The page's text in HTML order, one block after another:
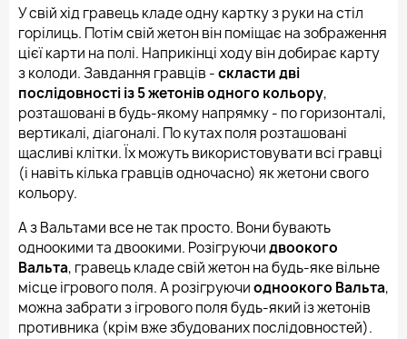
У свій хід гравець кладе одну картку з руки на стіл
горілиць. Потім свій жетон він поміщає на зображення
цієї карти на полі. Наприкінці ходу він добирає карту
з колоди. Завдання гравців -скласти дві
послідовності із 5 жетонів одного кольору,
розташовані в будь-якому напрямку - по горизонталі,
вертикалі, діагоналі. По кутах поля розташовані
щасливі клітки. Їх можуть використовувати всі гравці
(і навіть кілька гравців одночасно) як жетони свого
кольору.
А з Вальтами все не так просто. Вони бувають
одноокими та двоокими. Розігруючидвоокого
Вальта, гравець кладе свій жетон на будь-яке вільне
місце ігрового поля. А розігруючиодноокого Вальта,
можна забрати з ігрового поля будь-який із жетонів
противника (крім вже збудованих послідовностей).